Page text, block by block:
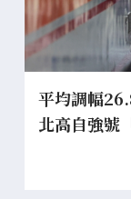
平均調幅
北高自強號